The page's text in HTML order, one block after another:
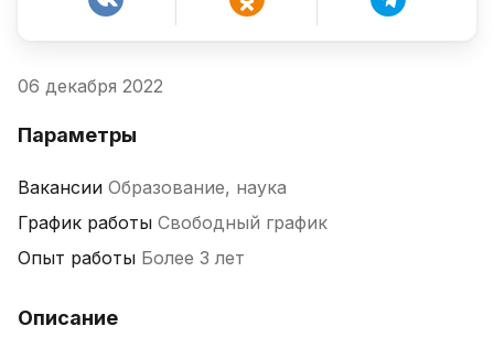
06 декабря 2022
Параметры
Вакансии Образование, наука
График работы Свободный график
Опыт работы Более 3 лет
Описание